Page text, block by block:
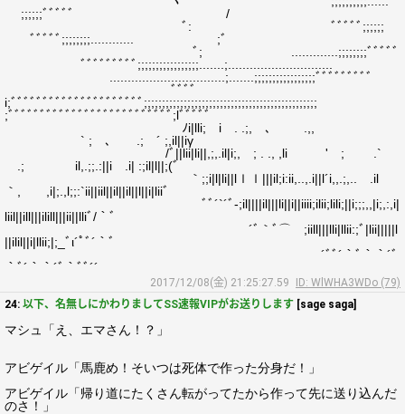
;;;;;;ﾞﾞﾞﾞﾞ /
ﾞ: ﾞﾞﾞﾞﾞ;;;;;;
ﾞﾞﾞﾞﾞ;;;;;;;;............ ;ﾞ
ﾞ; .............;;;;;;;;ﾞﾞﾞﾞﾞ
ﾞﾞﾞﾞﾞﾞﾞﾞﾞ;;;;;;;;;;;;;;;;;.......;.............................
................................;.......;;;;;;;;;;;;;;;;;ﾞﾞﾞﾞﾞﾞﾞﾞﾞ
ﾞﾞﾞﾞ
i;ﾞﾞﾞﾞﾞﾞﾞﾞﾞﾞﾞﾞﾞﾞﾞﾞﾞﾞﾞﾞﾞ;;;;;;;;;;;;;;;;;;;;;;;;;;;;;;;;;;;;;;;;;;;;;;;;
;ﾞﾞﾞﾞﾞﾞﾞﾞﾞﾞﾞﾞﾞﾞﾞﾞﾞﾞﾞﾞﾞﾞﾞﾞﾞﾞ;lﾞﾞﾞﾞﾞ
ﾉi|lli; i . .;, ､ .,,
` ; ､ .; ´ ;,il||iγ
/ﾞ||lii|li||,;,.il|i;, ; . ., ,li ' ; .`
.; il,.;;.:||i .i| :;il|l||;(ﾞ
｀;;i|l|li||lｌｌ|||il;i:ii,..,.i||l´i,,.;,.. .il
｀, ,i|;.,l;;:`ii||iil||il||il||l||i|liiﾞゝ
ﾞﾞ´`´ﾞ-;il||||il|||li||i||iiii;ilii;lili;||i;;;,,|i;,:,i|
liil||ill|||ilill|||ii||lliﾞ/｀ﾞ
´ﾞ｀ﾞ⌒ゞ;iill|||lli|llii:;ﾞ|lii|||||l
||ilil||i|llii;|;_ﾞι´ﾟﾞ´｀ﾞ
´ﾞﾞ´｀ﾞ｀｀´ﾞ
｀ﾞ´｀｀´ﾞ｀ﾞﾞ´´
2017/12/08(金) 21:25:27.59
ID: WlWHA3WDo (79)
24: 以下、名無しにかわりましてSS速報VIPがお送りします [sage saga]
マシュ「え、エマさん！？」
アビゲイル「馬鹿め！そいつは死体で作った分身だ！」
アビゲイル「帰り道にたくさん転がってたから作って先に送り込んだ
のさ！」